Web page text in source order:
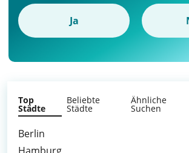
Ja
Top
Städte
Beliebte
Städte
Ähnliche
Suchen
Berlin